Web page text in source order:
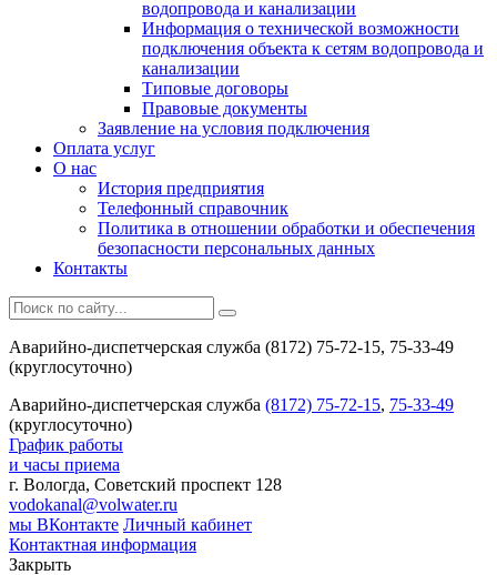
водопровода и канализации
Информация о технической возможности
подключения объекта к сетям водопровода и
канализации
Типовые договоры
Правовые документы
Заявление на условия подключения
Оплата услуг
О нас
История предприятия
Телефонный справочник
Политика в отношении обработки и обеспечения
безопасности персональных данных
Контакты
Аварийно-диспетчерская служба (8172) 75-72-15, 75-33-49
(круглосуточно)
Аварийно-диспетчерская служба (8172) 75-72-15, 75-33-49
(круглосуточно)
График работы
и часы приема
г. Вологда, Советский проспект 128
vodokanal@volwater.ru
мы ВКонтакте Личный кабинет
Контактная информация
Закрыть